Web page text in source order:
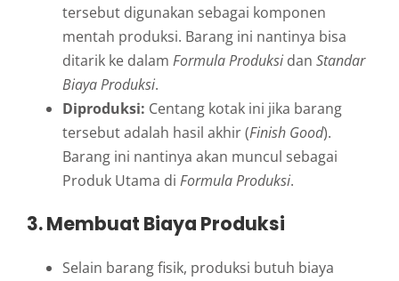
tersebut digunakan sebagai komponen
mentah produksi. Barang ini nantinya bisa
ditarik ke dalam Formula Produksi dan Standar
Biaya Produksi.
Diproduksi: Centang kotak ini jika barang
tersebut adalah hasil akhir (Finish Good).
Barang ini nantinya akan muncul sebagai
Produk Utama di Formula Produksi.
3. Membuat Biaya Produksi
Selain barang fisik, produksi butuh biaya